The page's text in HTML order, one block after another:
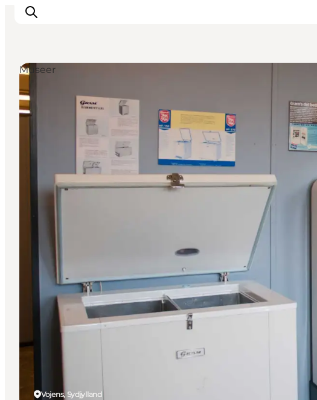
Inspiration
Destinationer
Oplevelser
Overnatning
Planlæg ferien
Vojens, Sydjylland
Museer